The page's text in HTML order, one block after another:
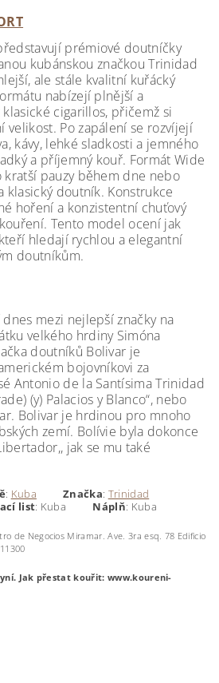
prémiové doutníčky
kubánskou značkou Trinidad
ale stále kvalitní kuřácký
nabízejí plnější a
cigarillos, přičemž si
velikost. Po zapálení se rozvíjejí
kávy, lehké sladkosti a jemného
a příjemný kouř. Formát Wide
pauzy během dne nebo
klasický doutník. Konstrukce
hoření a konzistentní chuťový
Tento model ocení jak
hledají rychlou a elegantní
doutníkům.
mezi nejlepší značky na
velkého hrdiny Simóna
doutníků Bolivar je
bojovníkovi za
Antonio de la Santísima Trinidad
(y) Palacios y Blanco“, nebo
Bolivar je hrdinou pro mnoho
zemí. Bolívie byla dokonce
jak se mu také
: Kuba Značka: Trinidad
list: Kuba Náplň: Kuba
de Negocios Miramar. Ave. 3ra esq. 78 Edificio
Jak přestat kouřit: www.koureni-